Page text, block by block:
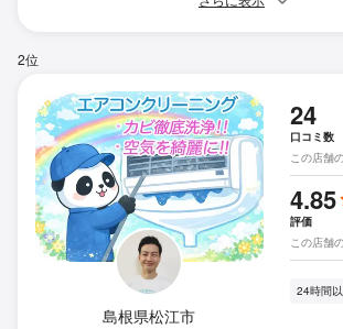
2位
島根県松江市
24
口コミ数
この店舗
4.85
評価
この店舗
24時間